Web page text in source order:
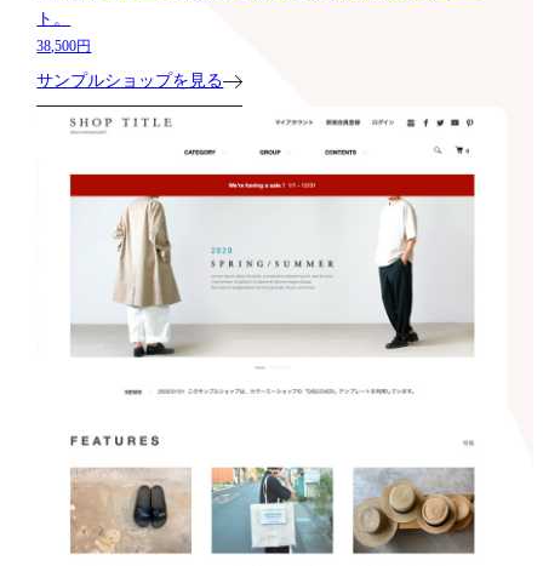
ト。
38,500円
サンプルショップを見る